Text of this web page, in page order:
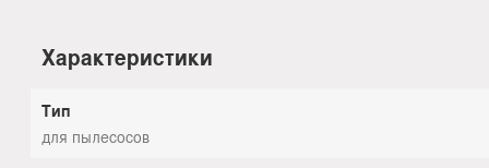
Характеристики
Тип
для пылесосов